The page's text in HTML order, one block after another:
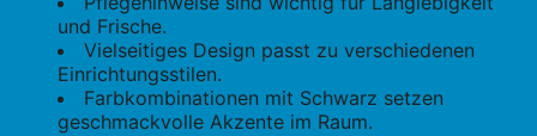
und Frische.
Vielseitiges Design passt zu verschiedenen
Einrichtungsstilen.
Farbkombinationen mit Schwarz setzen
geschmackvolle Akzente im Raum.